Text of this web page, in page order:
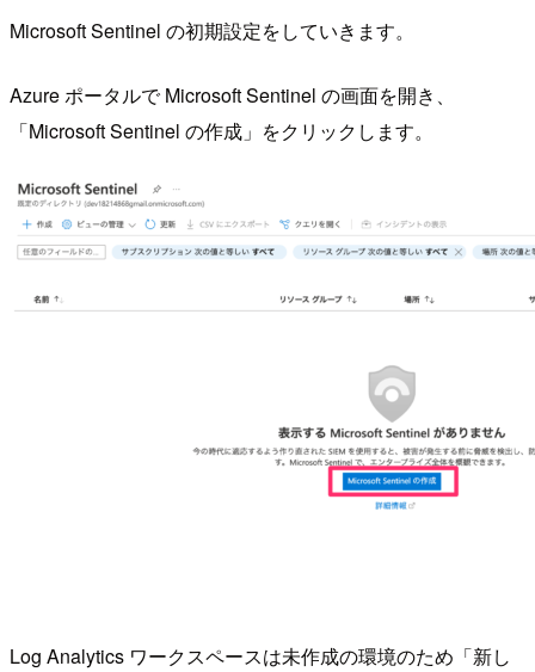
Microsoft Sentinel の初期設定をしていきます。
Azure ポータルで Microsoft Sentinel の画面を開き、
「Microsoft Sentinel の作成」をクリックします。
Log Analytics ワークスペースは未作成の環境のため「新し